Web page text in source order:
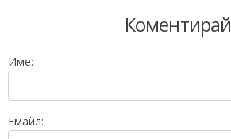
Коментирай
Име:
Емайл: